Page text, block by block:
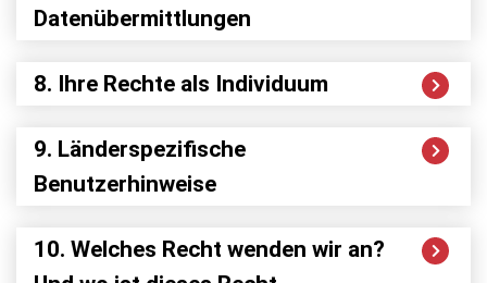
Datenübermittlungen
8. Ihre Rechte als Individuum
9. Länderspezifische
Benutzerhinweise
10. Welches Recht wenden wir an?